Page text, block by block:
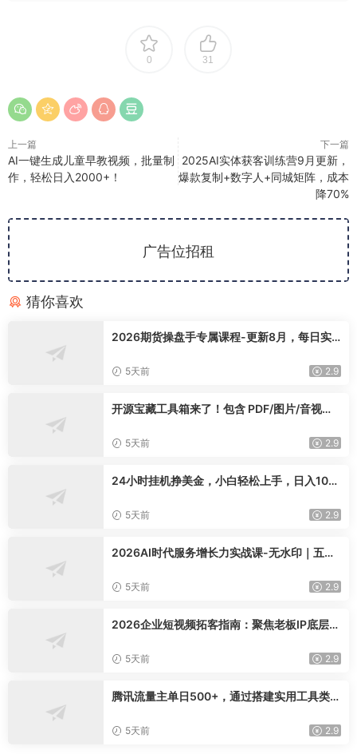
0 31
上一篇
AI一键生成儿童早教视频，批量制
作，轻松日入2000+！
下一篇
2025AI实体获客训练营9月更新，
爆款复制+数字人+同城矩阵，成本
降70%
广告位招租
猜你喜欢
2026期货操盘手专属课程-更新8月，每日实
5天前 2.9
开源宝藏工具箱来了！包含 PDF/图片/音视频/
knit-desktop
5天前 2.9
24小时挂机挣美金，小白轻松上手，日入100
5天前 2.9
2026AI时代服务增长力实战课-无水印｜五力
卷实现长效业绩增长
5天前 2.9
2026企业短视频拓客指南：聚焦老板IP底层逻
交完整获客链路
5天前 2.9
腾讯流量主单日500+，通过搭建实用工具类小
5天前 2.9